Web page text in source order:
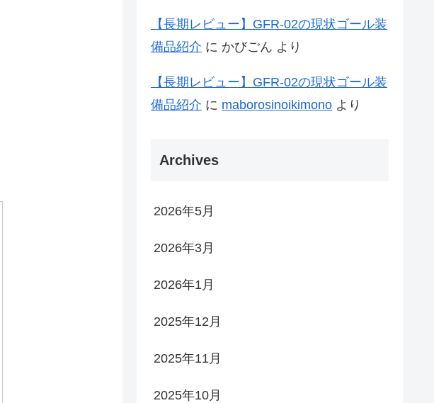
【長期レビュー】GFR-02の現状ゴール装
備品紹介 に かびごん より
【長期レビュー】GFR-02の現状ゴール装
備品紹介 に maborosinoikimono より
Archives
2026年5月
2026年3月
2026年1月
2025年12月
2025年11月
2025年10月